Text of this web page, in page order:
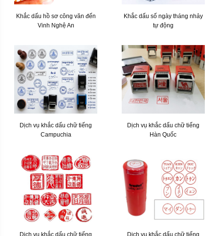
Khắc dấu hồ sơ công văn đến
Vinh Nghệ An
Khắc dấu số ngày tháng nhảy
tự động
Dịch vụ khắc dấu chữ tiếng
Campuchia
Dịch vụ khắc dấu chữ tiếng
Hàn Quốc
Dịch vụ khắc dấu chữ tiếng
Dịch vụ khắc dấu chữ tiếng